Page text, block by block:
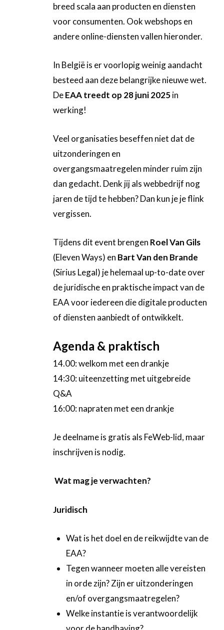
breed scala aan producten en diensten
voor consumenten. Ook webshops en
andere online-diensten vallen hieronder.
In België is er voorlopig weinig aandacht
besteed aan deze belangrijke nieuwe wet.
DeEAA treedt op 28 juni 2025in
werking!
Veel organisaties beseffen niet dat de
uitzonderingen en
overgangsmaatregelen minder ruim zijn
dan gedacht. Denk jij als webbedrijf nog
jaren de tijd te hebben? Dan kun je je flink
vergissen.
Tijdens dit event brengen Roel Van Gils
(Eleven Ways) en Bart Van den Brande
(Sirius Legal) je helemaal up-to-date over
de juridische en praktische impact van de
EAA voor iedereen die digitale producten
of diensten aanbiedt of ontwikkelt.
Agenda & praktisch
14.00: welkom met een drankje
14:30: uiteenzetting met uitgebreide
Q&A
16:00: napraten met een drankje
Je deelname is gratis als FeWeb-lid, maar
inschrijven is nodig.
Wat mag je verwachten?
Juridisch
Wat is het doel en de reikwijdte van de
EAA?
Tegen wanneer moeten alle vereisten
in orde zijn? Zijn er uitzonderingen
en/of overgangsmaatregelen?
Welke instantie is verantwoordelijk